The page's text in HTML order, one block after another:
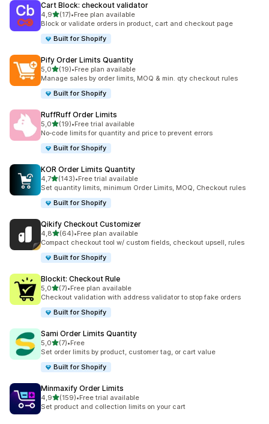
Cart Block: checkout validator
4,9/ 5 tähteä
(17)
17 arvostelua yhteensä
•Free plan available
Block or validate orders in product, cart and checkout page
Built for Shopify
Pify Order Limits Quantity
5,0/ 5 tähteä
(19)
19 arvostelua yhteensä
•Free plan available
Manage sales by order limits, MOQ & min. qty checkout rules
Built for Shopify
RuffRuff Order Limits
5,0/ 5 tähteä
(19)
19 arvostelua yhteensä
•Free trial available
No‑code limits for quantity and price to prevent errors
Built for Shopify
KOR Order Limits Quantity
4,7/ 5 tähteä
(143)
143 arvostelua yhteensä
•Free trial available
Set quantity limits, minimum Order Limits, MOQ, Checkout rules
Built for Shopify
Qikify Checkout Customizer
4,8/ 5 tähteä
(64)
64 arvostelua yhteensä
•Free plan available
Compact checkout tool w/ custom fields, checkout upsell, rules
Built for Shopify
Blockit: Checkout Rule
5,0/ 5 tähteä
(7)
7 arvostelua yhteensä
•Free plan available
Checkout validation with address validator to stop fake orders
Built for Shopify
Sami Order Limits Quantity
5,0/ 5 tähteä
(7)
7 arvostelua yhteensä
•Free
Set order limits by product, customer tag, or cart value
Built for Shopify
Minmaxify Order Limits
4,9/ 5 tähteä
(159)
159 arvostelua yhteensä
•Free trial available
Set product and collection limits on your cart